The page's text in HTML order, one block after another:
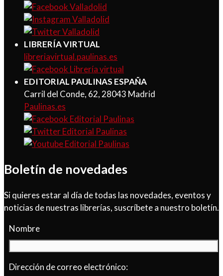
LIBRERÍA VIRTUAL
libreriavirtual.paulinas.es
EDITORIAL PAULINAS ESPAÑA
Carril del Conde, 62, 28043 Madrid
Paulinas.es
Boletín de novedades
Si quieres estar al día de todas las novedades, eventos y
noticias de nuestras librerías, suscríbete a nuestro boletín.
Nombre
Dirección de correo electrónico: